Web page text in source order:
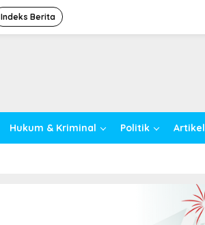
Indeks Berita
Hukum & Kriminal Politik Artikel